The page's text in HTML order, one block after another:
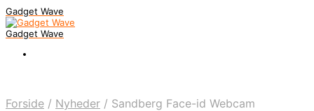
Gadget Wave
Gadget Wave
Forside / Nyheder / Sandberg Face-id Webcam